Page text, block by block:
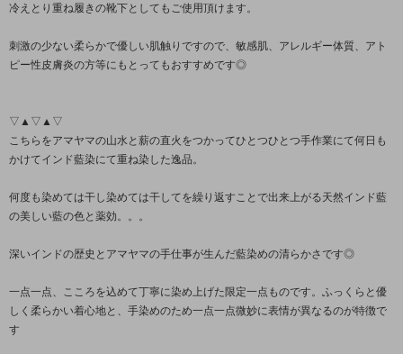
冷えとり重ね履きの靴下としてもご使用頂けます。
刺激の少ない柔らかで優しい肌触りですので、敏感肌、アレルギー体質、アト
ピー性皮膚炎の方等にもとってもおすすめです◎
▽▲▽▲▽
こちらをアマヤマの山水と薪の直火をつかってひとつひとつ手作業にて何日も
かけてインド藍染にて重ね染した逸品。
何度も染めては干し染めては干してを繰り返すことで出来上がる天然インド藍
の美しい藍の色と薬効。。。
深いインドの歴史とアマヤマの手仕事が生んだ藍染めの清らかさです◎
一点一点、こころを込めて丁寧に染め上げた限定一点ものです。ふっくらと優
しく柔らかい着心地と、手染めのため一点一点微妙に表情が異なるのが特徴で
す